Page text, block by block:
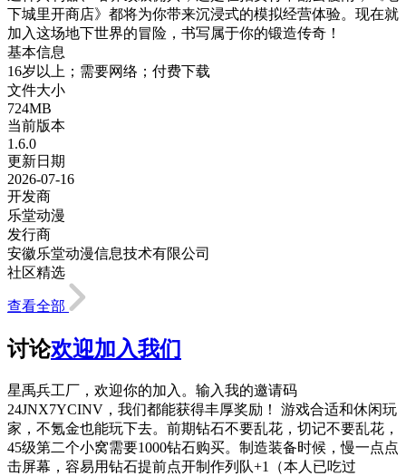
下城里开商店》都将为你带来沉浸式的模拟经营体验。现在就
加入这场地下世界的冒险，书写属于你的锻造传奇！
基本信息
16岁以上；需要网络；付费下载
文件大小
724MB
当前版本
1.6.0
更新日期
2026-07-16
开发商
乐堂动漫
发行商
安徽乐堂动漫信息技术有限公司
社区精选
查看全部
讨论欢迎加入我们
星禹兵工厂，欢迎你的加入。输入我的邀请码
24JNX7YCINV，我们都能获得丰厚奖励！ 游戏合适和休闲玩
家，不氪金也能玩下去。前期钻石不要乱花，切记不要乱花，
45级第二个小窝需要1000钻石购买。制造装备时候，慢一点点
击屏幕，容易用钻石提前点开制作列队+1（本人已吃过